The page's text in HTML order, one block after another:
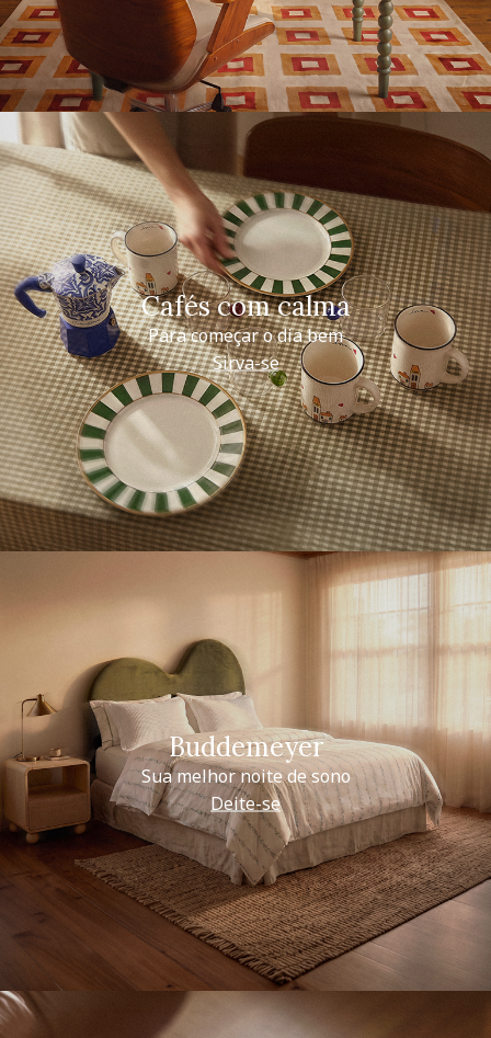
Cafés com calma
Para começar o dia bem
Sirva-se
Buddemeyer
Sua melhor noite de sono
Deite-se